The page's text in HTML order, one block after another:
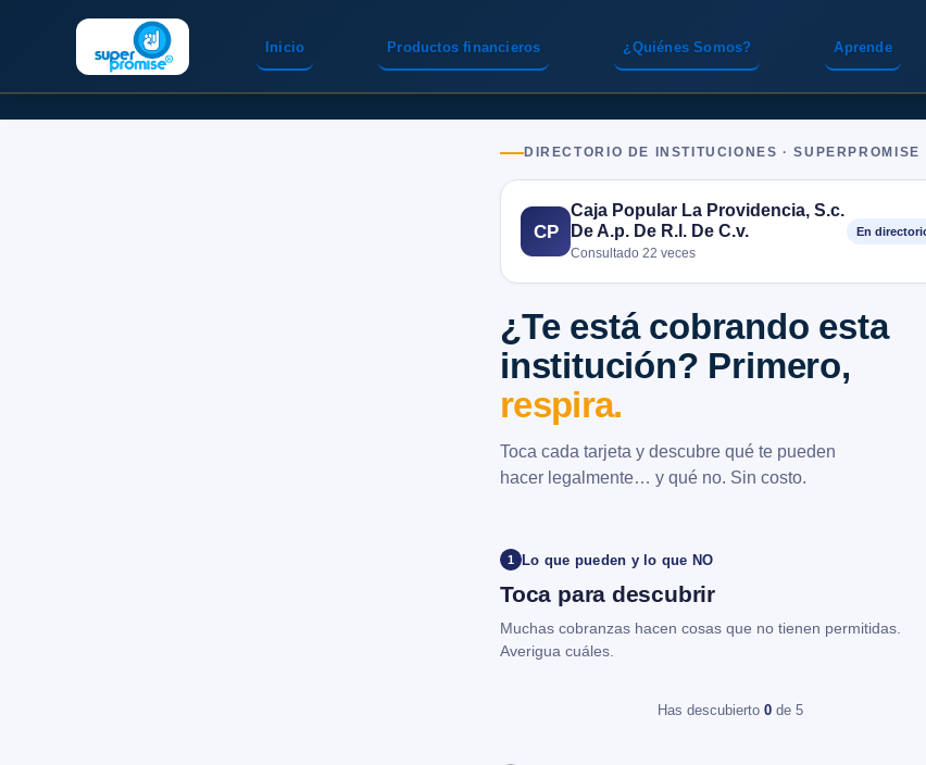
Inicio Productos financieros ¿Quiénes Somos? Aprende
DIRECTORIO DE INSTITUCIONES · SUPERPROMISE
CP
Caja Popular La Providencia, S.c.
De A.p. De R.l. De C.v.
Consultado 22 veces
En
¿Te está cobrando esta
institución? Primero,
respira.
Toca cada tarjeta y descubre qué te pueden
hacer legalmente… y qué no. Sin costo.
1 Lo que pueden y lo que NO
Toca para descubrir
Muchas cobranzas hacen cosas que no tienen permitidas.
Averigua cuáles.
Has descubierto 0 de 5